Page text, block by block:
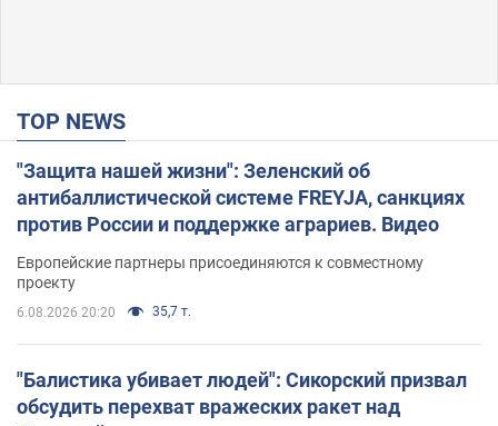
TOP NEWS
"Защита нашей жизни": Зеленский об
антибаллистической системе FREYJA, санкциях
против России и поддержке аграриев. Видео
Европейские партнеры присоединяются к совместному
проекту
6.08.2026 20:20 35,7 т.
"Балистика убивает людей": Сикорский призвал
обсудить перехват вражеских ракет над